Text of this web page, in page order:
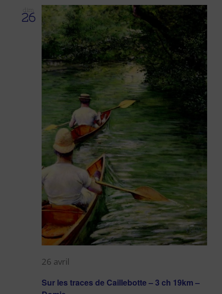
dim
26
Sur les traces de Caillebotte – 3 ch 19km –
26 avril